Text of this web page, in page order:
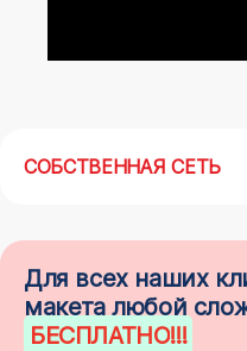
СОБСТВЕННАЯ СЕТЬ
Для всех наших
макета любой
БЕСПЛАТНО!!!